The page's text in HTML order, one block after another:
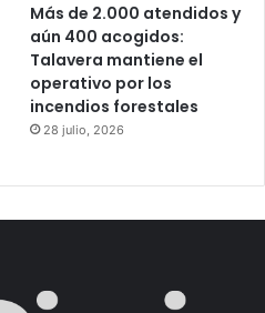
Más de 2.000 atendidos y
aún 400 acogidos:
Talavera mantiene el
operativo por los
incendios forestales
28 julio, 2026